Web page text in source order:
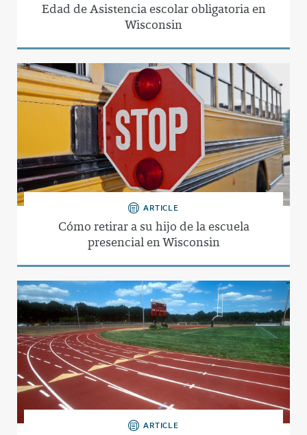
Edad de Asistencia escolar obligatoria en
Wisconsin
ARTICLE
Cómo retirar a su hijo de la escuela
presencial en Wisconsin
ARTICLE